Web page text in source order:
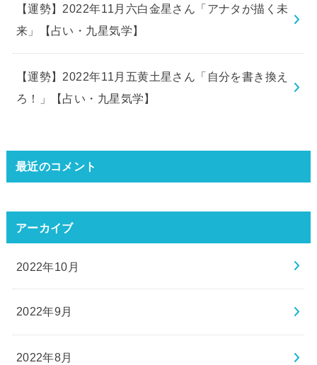
【運勢】2022年11月六白金星さん「アナタが描く未
来」【占い・九星気学】
【運勢】2022年11月五黄土星さん「自分を書き換え
ろ！」【占い・九星気学】
最近のコメント
アーカイブ
2022年10月
2022年9月
2022年8月